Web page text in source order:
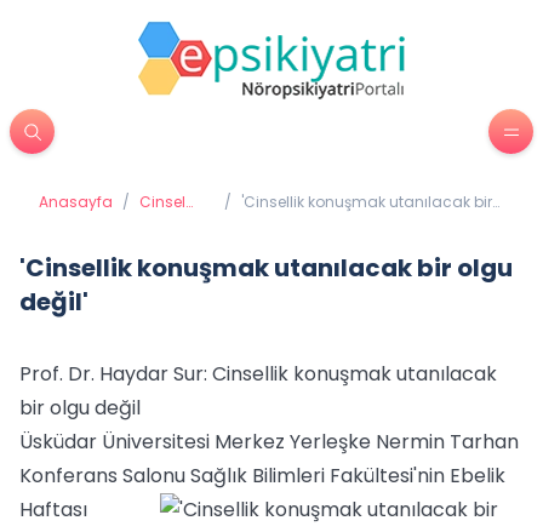
Anasayfa / Cinsel
/ 'Cinsellik konuşmak utanılacak bir
'Cinsellik konuşmak utanılacak bir olgu
değil'
Prof. Dr. Haydar Sur: Cinsellik konuşmak utanılacak
bir olgu değil
Üsküdar Üniversitesi Merkez Yerleşke Nermin Tarhan
Konferans Salonu Sağlık Bilimleri Fakültesi'nin Ebelik
Haftası